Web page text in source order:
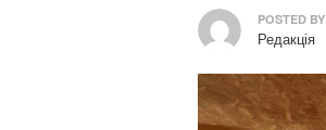
Author
POSTED BY
Редакція